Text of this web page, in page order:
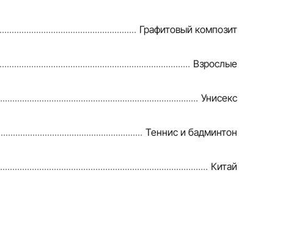
Графитовый композит
Взрослые
Унисекс
Теннис и бадминтон
Китай